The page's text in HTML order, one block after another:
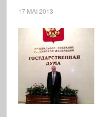
17 MAI 2013